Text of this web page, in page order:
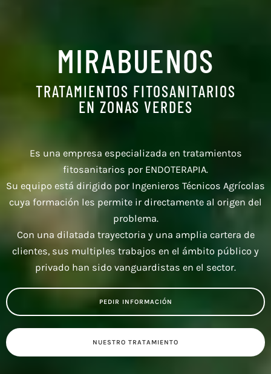
MIRABUENOS
TRATAMIENTOS FITOSANITARIOS
EN ZONAS VERDES
Es una empresa especializada en tratamientos
fitosanitarios por ENDOTERAPIA.
Su equipo está dirigido por Ingenieros Técnicos Agrícolas
cuya formación les permite ir directamente al origen del
problema.
Con una dilatada trayectoria y una amplia cartera de
clientes, sus multiples trabajos en el ámbito público y
privado han sido vanguardistas en el sector.
PEDIR INFORMACIÓN
NUESTRO TRATAMIENTO